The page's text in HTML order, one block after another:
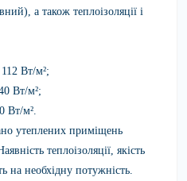
а також теплоізоляції і
Вт/м²;
Вт/м²;
Вт/м².
утеплених приміщень
теплоізоляції, якість
на необхідну потужність.